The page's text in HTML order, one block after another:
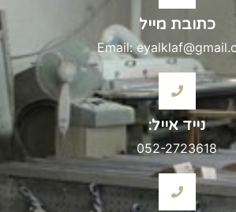
כתובת מייל
Email:
נייד אייל:
052-2723618